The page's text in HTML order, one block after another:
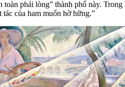
phải lòng” thành phố này.
của ham muốn hờ hững.”